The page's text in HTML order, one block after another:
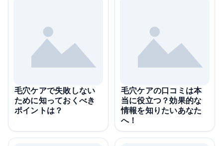
毛穴ケアで失敗しない
ために知っておくべき
ポイントは？
毛穴ケアの口コミは本
当に役立つ？効果的な
情報を知りたいあなた
へ！